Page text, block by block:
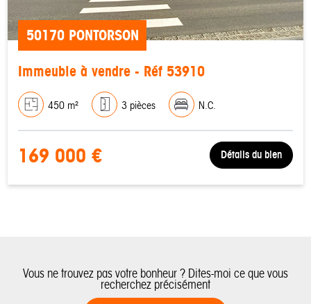
50170 PONTORSON
Immeuble à vendre - Réf 53910
450 m² 3 pièces N.C.
169 000 € Détails du bien
Vous ne trouvez pas votre bonheur ? Dites-moi ce que vous
recherchez précisément